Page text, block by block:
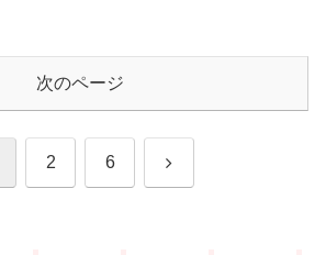
次のページ
2 6 次